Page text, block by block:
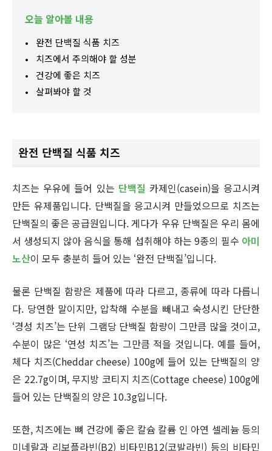
오늘 알아볼 내용
완전 단백질 식품 치즈
치즈에서 주의해야 할 성분
건강에 좋은 치즈
살펴봐야 할 것
완전 단백질 식품 치즈
치즈는 우유에 들어 있는 단백질 카제인(casein)을 응고시켜
만든 유제품입니다. 단백질을 응고시켜 만들었으므로 치즈는
단백질의 좋은 공급원입니다. 게다가 우유 단백질은 우리 몸에
서 생성되지 않아 음식을 통해 섭취해야 하는 9종의 필수 아미
노산이 모두 충분히 들어 있는 ‘완전 단백질’입니다.
물론 단백질 함량은 제품에 따라 다르고, 종류에 따라 다릅니
다. 당연한 말이지만, 압착해 수분을 빼내고 숙성시킨 단단한
‘경성 치즈’는 단위 그램당 단백질 함량이 그만큼 많을 것이고,
수분이 많은 ‘연성 치즈’는 그만큼 적을 것입니다. 예를 들어,
체다 치즈(Cheddar cheese) 100g에 들어 있는 단백질의 양
은 22.7g이며, 무지방 코티지 치즈(Cottage cheese) 100g에
들어 있는 단백질의 양은 10.3g입니다.
또한, 치즈에는 뼈 건강에 좋은 칼슘 칼륨 인 아연 셀레늄 등의
미네랄과 리보플라빈(B2) 비타민B12(코발라빈) 등의 비타민